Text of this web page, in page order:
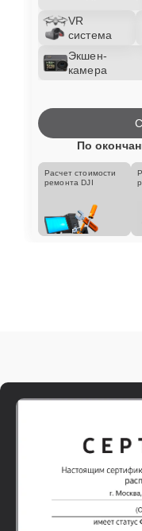
VR
система
Экшен-
камера
По
Расчет стоимости
ремонта DJI